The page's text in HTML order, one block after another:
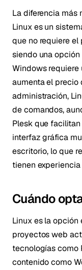
La diferencia más
Linux es un
que no requiere
siendo una
Windows
aumenta el precio
administración,
de comandos,
Plesk que
interfaz gráfica
escritorio, lo que
tienen
Cuándo
Linux es la
proyectos web
tecnologías como
contenido como